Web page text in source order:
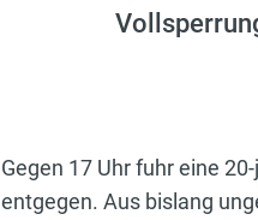
Gegen 17 Uhr fuhr eine
entgegen. Aus bislang